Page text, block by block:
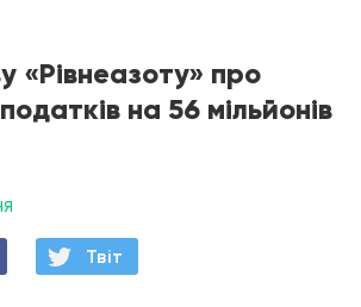
«Рівнеазоту» про
на 56 мільйонів
Твiт